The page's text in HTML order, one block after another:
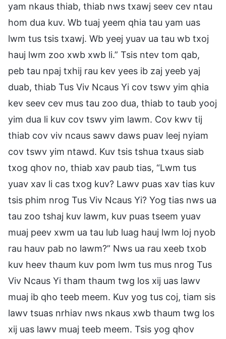
yam nkaus thiab, thiab nws txawj seev cev ntau
hom dua kuv. Wb tuaj yeem qhia tau yam uas
lwm tus tsis txawj. Wb yeej yuav ua tau wb txoj
hauj lwm zoo xwb xwb li.” Tsis ntev tom qab,
peb tau npaj txhij rau kev yees ib zaj yeeb yaj
duab, thiab Tus Viv Ncaus Yi cov tswv yim qhia
kev seev cev mus tau zoo dua, thiab to taub yooj
yim dua li kuv cov tswv yim lawm. Cov kwv tij
thiab cov viv ncaus sawv daws puav leej nyiam
cov tswv yim ntawd. Kuv tsis tshua txaus siab
txog qhov no, thiab xav paub tias, “Lwm tus
yuav xav li cas txog kuv? Lawv puas xav tias kuv
tsis phim nrog Tus Viv Ncaus Yi? Yog tias nws ua
tau zoo tshaj kuv lawm, kuv puas tseem yuav
muaj peev xwm ua tau lub luag hauj lwm loj nyob
rau hauv pab no lawm?” Nws ua rau xeeb txob
kuv heev thaum kuv pom lwm tus mus nrog Tus
Viv Ncaus Yi tham thaum twg los xij uas lawv
muaj ib qho teeb meem. Kuv yog tus coj, tiam sis
lawv tsuas nrhiav nws nkaus xwb thaum twg los
xij uas lawv muaj teeb meem. Tsis yog qhov